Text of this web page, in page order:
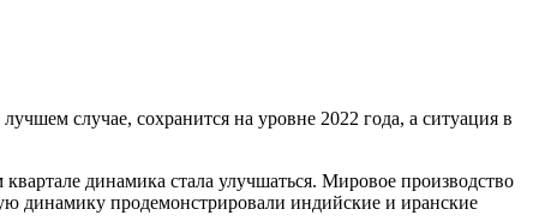
случае, сохранится на уровне 2022 года, а ситуация в
динамика стала улучшаться. Мировое производство
динамику продемонстрировали индийские и иранские